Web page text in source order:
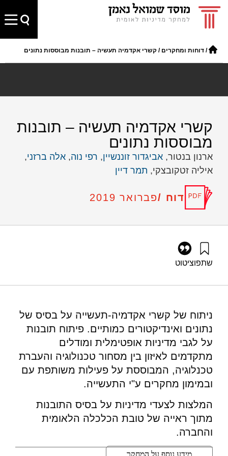
/ דוחות ומחקרים / קשרי אקדמיה תעשיה – תובנות מבוססות נתונים
קשרי אקדמיה תעשיה – תובנות
מבוססות נתונים
ארנון בנטור, אביגדור זוננשיין, רפי נוה, אלה ברזני,
איליה זטקובצקי, תמר דיין
דוח /פברואר 2019
שתפוציטוט
evidence-based-insights
ניתוח של קשרי אקדמיה-תעשייה על בסיס של
נתונים ואינדיקטורים כמותיים. פיתוח תובנות
על לגבי מדיניות אופטימלית ומודלים
מתקדמים לאיזון בין מסחור טכנולוגיה והעברת
טכנלוגיה, המבוססת על פעילות משותפת עם
ובמימון מחקרים ע"י התעשייה.
המלצות לצעדי מדיניות על בסיס התובנות
מתוך ראייה של טובת הכלכלה הלאומית
והחברה.
מידע נוסף על המחקר